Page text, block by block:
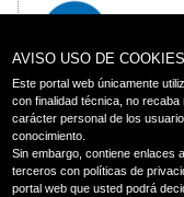
AVISO USO DE COOKIES
Este portal web únicamente
con finalidad técnica, no recaba
carácter personal de los
conocimiento.
Sin embargo, contiene enlaces
terceros con políticas de
portal web que usted podrá